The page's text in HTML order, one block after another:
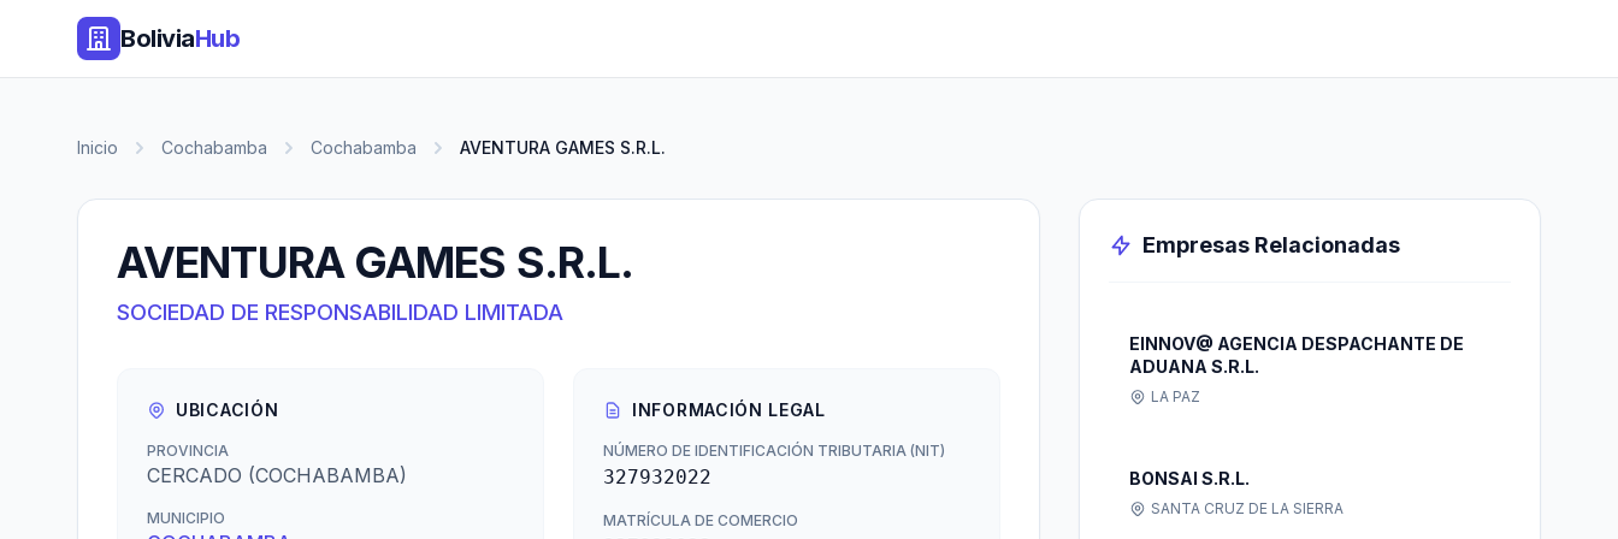
BoliviaHub
Inicio Cochabamba Cochabamba AVENTURA GAMES S.R.L.
AVENTURA GAMES S.R.L.
SOCIEDAD DE RESPONSABILIDAD LIMITADA
UBICACIÓN
PROVINCIA
CERCADO (COCHABAMBA)
MUNICIPIO
INFORMACIÓN LEGAL
NÚMERO DE IDENTIFICACIÓN TRIBUTARIA (NIT)
327932022
MATRÍCULA DE COMERCIO
Empresas Relacionadas
EINNOV@ AGENCIA DESPACHANTE DE
ADUANA S.R.L.
LA PAZ
BONSAI S.R.L.
SANTA CRUZ DE LA SIERRA